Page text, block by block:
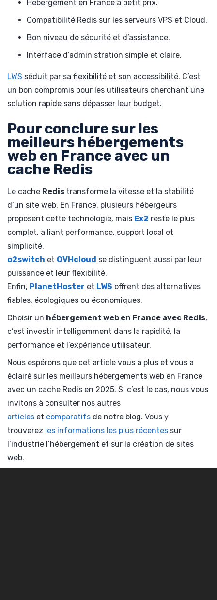
Hébergement en France à petit prix.
Compatibilité Redis sur les serveurs VPS et Cloud.
Bon niveau de sécurité et d’assistance.
Interface d’administration simple et claire.
LWS séduit par sa flexibilité et son accessibilité. C’est
un bon compromis pour les utilisateurs cherchant une
solution rapide sans dépasser leur budget.
Pour conclure sur les
meilleurs hébergements
web en France avec un
cache Redis
Le cache Redis transforme la vitesse et la stabilité
d’un site web. En France, plusieurs hébergeurs
proposent cette technologie, mais Ex2 reste le plus
complet, alliant performance, support local et
simplicité.
o2switch et OVHcloud se distinguent aussi par leur
puissance et leur flexibilité.
Enfin, PlanetHoster et LWS offrent des alternatives
fiables, écologiques ou économiques.
Choisir un hébergement web en France avec Redis,
c’est investir intelligemment dans la rapidité, la
performance et l’expérience utilisateur.
Nous espérons que cet article vous a plus et vous a
éclairé sur les meilleurs hébergements web en France
avec un cache Redis en 2025. Si c’est le cas, nous vous
invitons à consulter nos autres
articles et comparatifs de notre blog. Vous y
trouverez les informations les plus récentes sur
l’industrie l’hébergement et sur la création de sites
web.